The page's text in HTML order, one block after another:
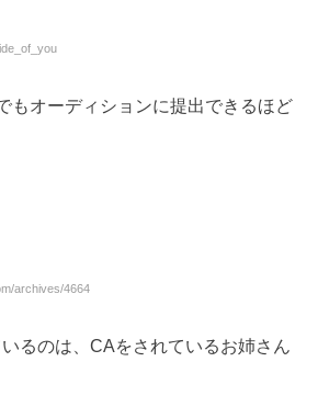
もオーディションに提出できるほど
archives/4664
るのは、CAをされているお姉さん